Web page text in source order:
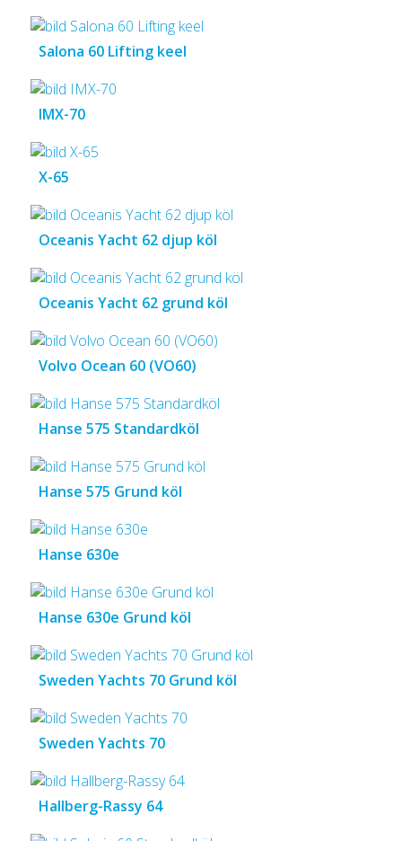
Salona 60 Lifting keel
IMX-70
X-65
Oceanis Yacht 62 djup köl
Oceanis Yacht 62 grund köl
Volvo Ocean 60 (VO60)
Hanse 575 Standardköl
Hanse 575 Grund köl
Hanse 630e
Hanse 630e Grund köl
Sweden Yachts 70 Grund köl
Sweden Yachts 70
Hallberg-Rassy 64